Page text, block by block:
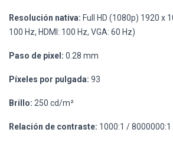
Resolución nativa: Full HD (1080p) 1920 x
100 Hz, HDMI: 100 Hz, VGA: 60 Hz)
Paso de pixel: 0.28 mm
Píxeles por pulgada: 93
Brillo: 250 cd/m²
Relación de contraste: 1000:1 /